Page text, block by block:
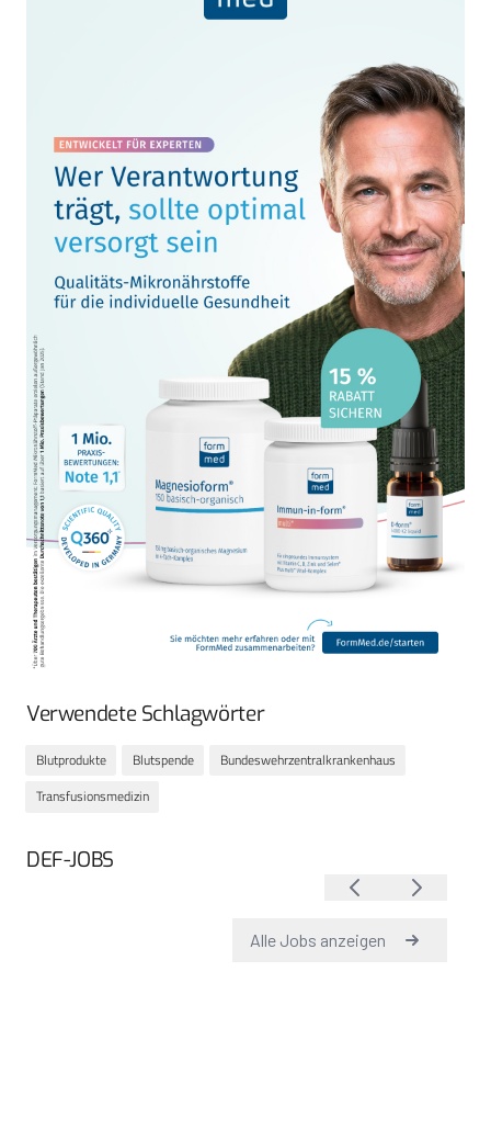
Verwendete Schlagwörter
Blutprodukte Blutspende
Bundeswehrzentralkrankenhaus
Transfusionsmedizin
DEF-JOBS